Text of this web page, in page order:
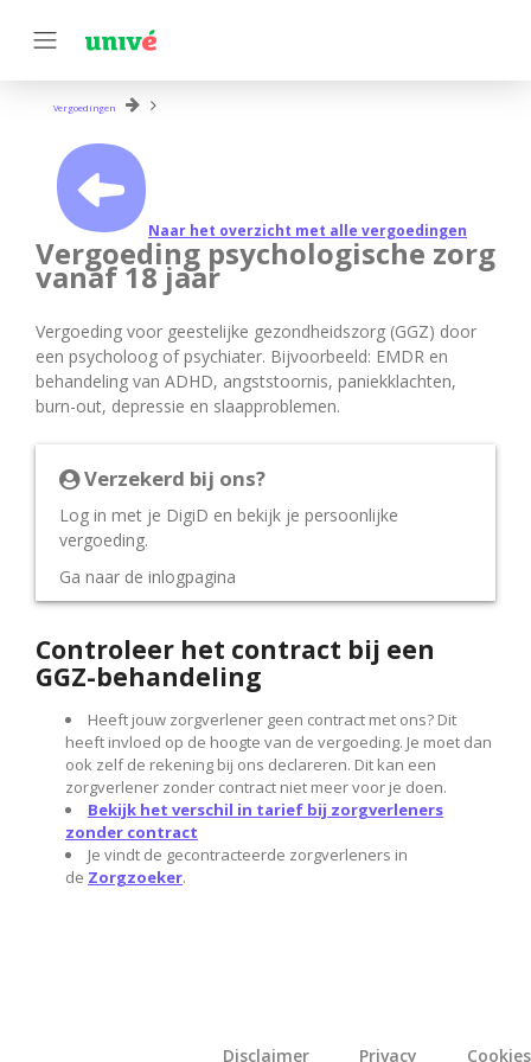
Vergoedingen
Naar het overzicht met alle vergoedingen
Vergoeding psychologische zorg
vanaf 18 jaar
Vergoeding voor geestelijke gezondheidszorg (GGZ) door
een psycholoog of psychiater. Bijvoorbeeld: EMDR en
behandeling van ADHD, angststoornis, paniekklachten,
burn-out, depressie en slaapproblemen.
Verzekerd bij ons?
Log in met je DigiD en bekijk je persoonlijke
vergoeding.
Ga naar de inlogpagina
Controleer het contract bij een
GGZ-behandeling
Heeft jouw zorgverlener geen contract met ons? Dit
heeft invloed op de hoogte van de vergoeding. Je moet dan
ook zelf de rekening bij ons declareren. Dit kan een
zorgverlener zonder contract niet meer voor je doen.
Bekijk het verschil in tarief bij zorgverleners
zonder contract
Je vindt de gecontracteerde zorgverleners in
de Zorgzoeker.
Disclaimer Privacy Cookies